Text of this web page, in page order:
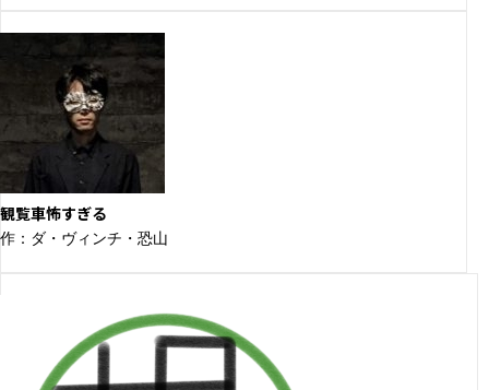
観覧車怖すぎる
作：ダ・ヴィンチ・恐山